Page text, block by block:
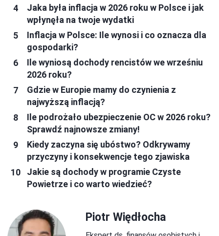
Jaka była inflacja w 2026 roku w Polsce i jak
wpłynęła na twoje wydatki
Inflacja w Polsce: Ile wynosi i co oznacza dla
gospodarki?
Ile wyniosą dochody rencistów we wrześniu
2026 roku?
Gdzie w Europie mamy do czynienia z
najwyższą inflacją?
Ile podrożało ubezpieczenie OC w 2026 roku?
Sprawdź najnowsze zmiany!
Kiedy zaczyna się ubóstwo? Odkrywamy
przyczyny i konsekwencje tego zjawiska
Jakie są dochody w programie Czyste
Powietrze i co warto wiedzieć?
Piotr Więdłocha